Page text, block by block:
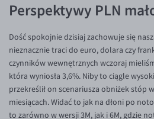
EUR/JPY
EUR/NZD
EUR/RON
EUR/SGD
EUR/TRY
Perspektywy PLN
Dość spokojnie dzisiaj zachowuje się
nieznacznie traci do euro, dolara czy
czynników wewnętrznych wczoraj
która wyniosła 3,6%. Niby to ciągle
przekreślił on scenariusza obniżek stóp
miesiącach. Widać to jak na dłoni po
to zarówno w wersji 3M, jak i 6M, gdzie